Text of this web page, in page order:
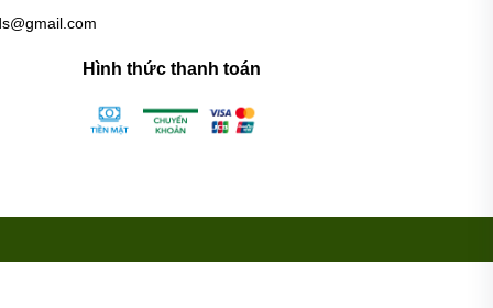
Hình thức thanh toán